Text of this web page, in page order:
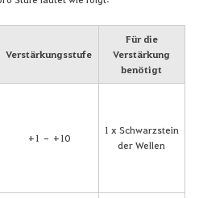
Verstärkungsstufe
Für die
Verstärkung
benötigt
+1 – +10
1 x Schwarzstein
der Wellen